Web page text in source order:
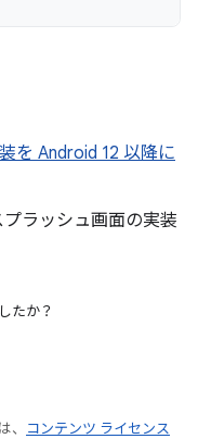
を Android 12 以降に
ラッシュ画面の実装
たか？
、
コンテンツ ライセンス